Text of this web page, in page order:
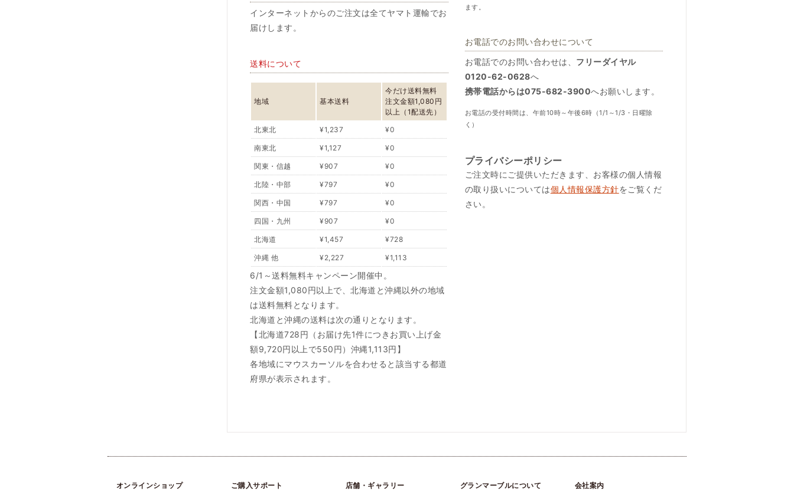
インターネットからのご注文は全てヤマト運輸でお
届けします。
送料について
地域 基本送料
今だけ送料無料
注文金額1,080円
以上（1配送先）
北東北
¥1,237 ¥0
南東北 ¥1,127 ¥0
関東・信越 ¥907 ¥0
北陸・中部 ¥797 ¥0
関西・中国 ¥797 ¥0
四国・九州 ¥907 ¥0
北海道 ¥1,457 ¥728
沖縄 他 ¥2,227 ¥1,113
6/1～送料無料キャンペーン開催中。
注文金額1,080円以上で、北海道と沖縄以外の地域
は送料無料となります。
北海道と沖縄の送料は次の通りとなります。
【北海道728円（お届け先1件につきお買い上げ金
額9,720円以上で550円）沖縄1,113円】
各地域にマウスカーソルを合わせると該当する都道
府県が表示されます。
ます。
お電話でのお問い合わせについて
お電話でのお問い合わせは、 フリーダイヤル
0120-62-0628へ
携帯電話からは075-682-3900へお願いします。
お電話の受付時間は、午前10時～午後6時（1/1～1/3・日曜除
く）
プライバシーポリシー
ご注文時にご提供いただきます、お客様の個人情報
の取り扱いについては個人情報保護方針をご覧くだ
さい。
オンラインショップ ご購入サポート 店舗・ギャラリー グランマーブルについて 会社案内